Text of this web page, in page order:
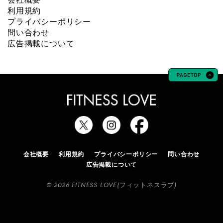
利用規約
プライバシーポリシー
問い合わせ
広告掲載について
会社概要 利用規約 プライバシーポリシー
問い合わせ
広告掲載について
© 2026 FITNESS LOVE(フィットネスラブ)